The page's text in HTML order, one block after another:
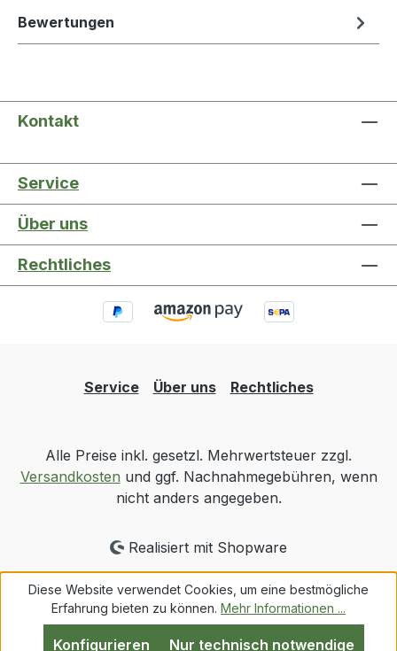
Bewertungen
Kontakt
Service
Über uns
Rechtliches
Service Über uns Rechtliches
Alle Preise inkl. gesetzl. Mehrwertsteuer zzgl.
Versandkosten und ggf. Nachnahmegebühren, wenn
nicht anders angegeben.
Realisiert mit Shopware
Diese Website verwendet Cookies, um eine bestmögliche
Erfahrung bieten zu können. Mehr Informationen ...
Nur technisch notwendige
Konfigurieren